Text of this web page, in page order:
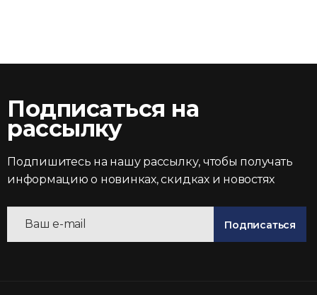
Подписаться на
рассылку
Подпишитесь на нашу рассылку, чтобы получать
информацию о новинках, скидках и новостях
Подписаться